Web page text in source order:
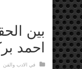
بين
احمد
في الادب والفن